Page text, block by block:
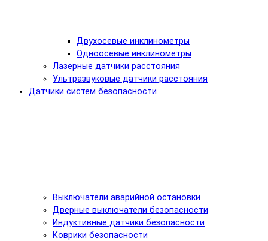
Двухосевые инклинометры
Одноосевые инклинометры
Лазерные датчики расстояния
Ультразвуковые датчики расстояния
Датчики систем безопасности
Выключатели аварийной остановки
Дверные выключатели безопасности
Индуктивные датчики безопасности
Коврики безопасности